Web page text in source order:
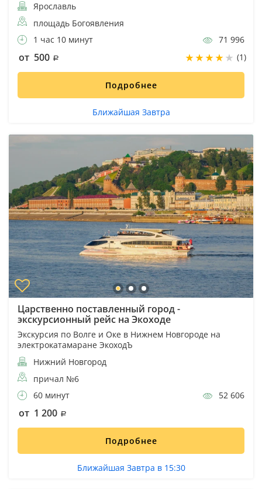
Ярославль
площадь Богоявления
1 час 10 минут
71 996
от 500 (1)
Подробнее
Ближайшая Завтра
Царственно поставленный город -
экскурсионный рейс на Экоходе
Экскурсия по Волге и Оке в Нижнем Новгороде на
электрокатамаране ЭкоходЪ
Нижний Новгород
причал №6
60 минут
52 606
от 1 200
Подробнее
Ближайшая Завтра в 15:30